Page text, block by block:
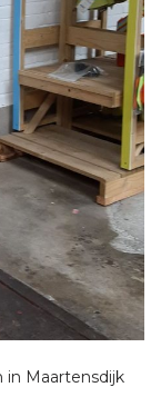
in Maartensdijk